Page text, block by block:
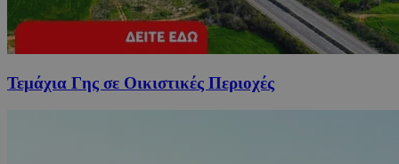
Τεμάχια Γης σε Οικιστικές Περιοχές